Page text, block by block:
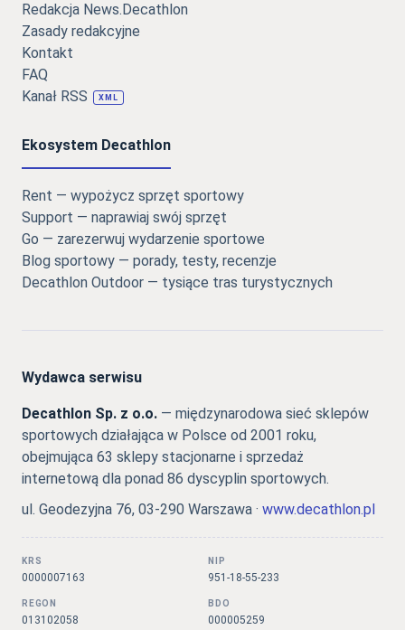
Redakcja News.Decathlon
Zasady redakcyjne
Kontakt
FAQ
Kanał RSS
XML
Ekosystem Decathlon
Rent — wypożycz sprzęt sportowy
Support — naprawiaj swój sprzęt
Go — zarezerwuj wydarzenie sportowe
Blog sportowy — porady, testy, recenzje
Decathlon Outdoor — tysiące tras turystycznych
Wydawca serwisu
Decathlon Sp. z o.o. — międzynarodowa sieć sklepów
sportowych działająca w Polsce od 2001 roku,
obejmująca 63 sklepy stacjonarne i sprzedaż
internetową dla ponad 86 dyscyplin sportowych.
ul. Geodezyjna 76, 03-290 Warszawa · www.decathlon.pl
KRS
0000007163
NIP
951-18-55-233
REGON
013102058
BDO
000005259